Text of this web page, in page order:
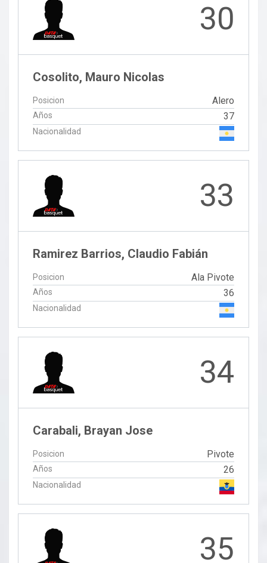
30
Cosolito, Mauro Nicolas
Posicion Alero
Años 37
Nacionalidad
33
Ramirez Barrios, Claudio Fabián
Posicion Ala Pivote
Años 36
Nacionalidad
34
Carabali, Brayan Jose
Posicion Pivote
Años 26
Nacionalidad
35